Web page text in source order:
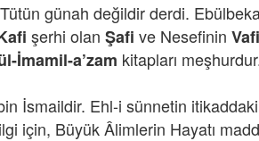
günah değildir derdi.
şerhi olan Şafi ve Nesefinin Vafi
İmamil-a’zam kitapları
İsmaildir. Ehl-i sünnetin
için, Büyük Âlimlerin Hayatı